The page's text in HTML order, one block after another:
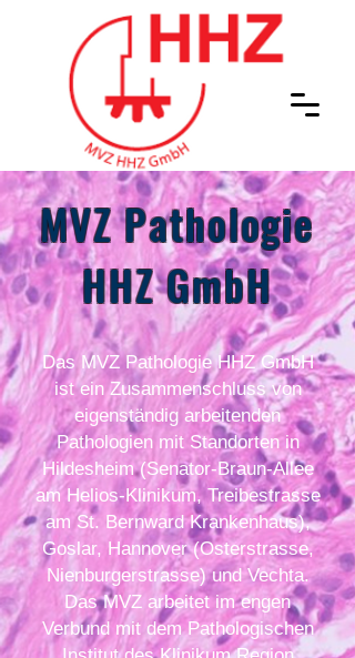
MVZ Pathologie
HHZ GmbH
Das MVZ Pathologie HHZ GmbH
ist ein Zusammenschluss von
eigenständig arbeitenden
Pathologien mit Standorten in
Hildesheim (Senator-Braun-Allee
am Helios-Klinikum, Treibestrasse
am St. Bernward Krankenhaus),
Goslar, Hannover (Osterstrasse,
Nienburgerstrasse) und Vechta.
Das MVZ arbeitet im engen
Verbund mit dem Pathologischen